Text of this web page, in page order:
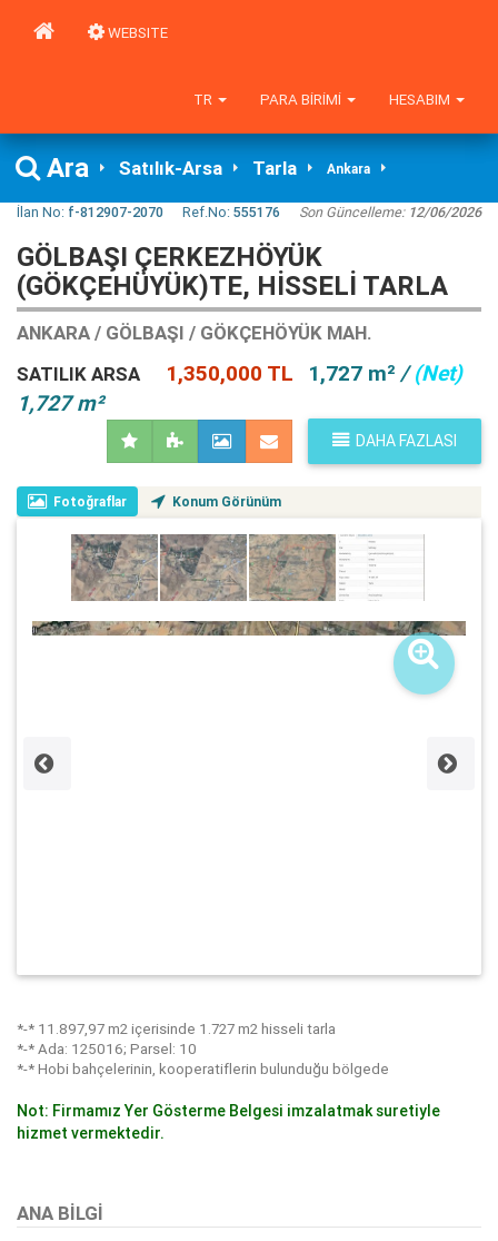
WEBSITE
HESABIM
PARA BIRIMI
TR
Ara Satılık-Arsa Tarla Ankara
İlan No: f-812907-2070 Ref.No: 555176 Son Güncelleme: 12/06/2026
GÖLBAŞI ÇERKEZHÖYÜK
(GÖKÇEHÜYÜK)TE, HISSELI TARLA
ANKARA / GÖLBAŞI / GÖKÇEHÖYÜK MAH.
SATILIK ARSA
1,350,000 TL 1,727 m² /(Net)
1,727 m²
DAHA FAZLASI
Fotoğraflar Konum Görünüm
*-* 11.897,97 m2 içerisinde 1.727 m2 hisseli tarla
*-* Ada: 125016; Parsel: 10
*-* Hobi bahçelerinin, kooperatiflerin bulunduğu bölgede
Not: Firmamız Yer Gösterme Belgesi imzalatmak suretiyle
hizmet vermektedir.
ANA BILGI